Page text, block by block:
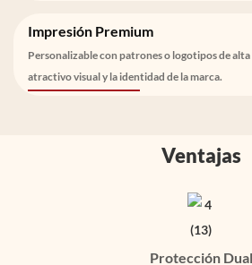
Impresión Premium
Personalizable con patrones o logotipos de
atractivo visual y la identidad de la marca.
Ventajas
Protección Dual